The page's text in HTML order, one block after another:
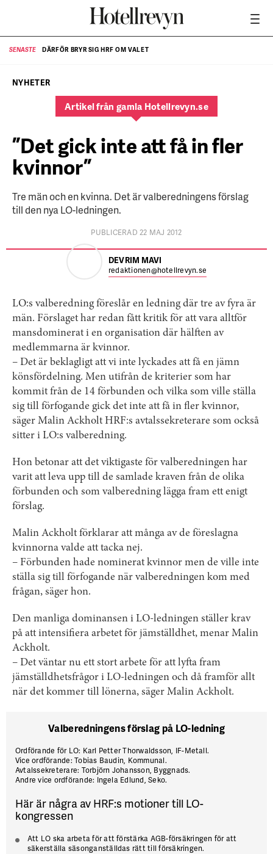
SENASTE DÄRFÖR BRYR SIG HRF OM VALET
NYHETER
Artikel från gamla Hotellrevyn.se
”Det gick inte att få in fler
kvinnor”
Tre män och en kvinna. Det är valberedningens förslag
till den nya LO-ledningen.
PUBLICERAD 22 MAJ 2012
DEVRIM MAVI
redaktionen@hotellrevyn.se
LO:s valberedning föreslår en ledning där tre av fyra är
män. Förslaget har redan fått kritik för att vara alltför
mansdominerat i en organisation där hälften av
medlemmarna är kvinnor.
– Det är beklagligt att vi inte lyckades att få en jämn
könsfördelning. Men utifrån de kriterier som har
kommit från de 14 förbunden och vilka som ville ställa
sig till förfogande gick det inte att få in fler kvinnor,
säger Malin Ackholt HRF:s avtalssekreterare som också
sitter i LO:s valberedning.
Hon betonar att det viktigaste för valberedningen har
varit att leva upp till de samlade kraven från de olika
förbunden och som valberedning lägga fram ett enigt
förslag.
Malin Ackholt förklarar att många av de föreslagna
kvinnorna valde att tacka nej.
– Förbunden hade nominerat kvinnor men de ville inte
ställa sig till förfogande när valberedningen kom med
frågan, säger hon.
Den manliga dominansen i LO-ledningen ställer krav
på att intensifiera arbetet för jämställdhet, menar Malin
Ackholt.
– Det väntar nu ett stort arbete för att lyfta fram
jämställdhetsfrågor i LO-ledningen och då framför allt
när det kommer till lönerna, säger Malin Ackholt.
Valberedningens förslag på LO-ledning
Ordförande för LO: Karl Petter Thorwaldsson, IF-Metall.
Vice ordförande: Tobias Baudin, Kommunal.
Avtalssekreterare: Torbjörn Johansson, Byggnads.
Andre vice ordförande: Ingela Edlund, Seko.
Här är några av HRF:s motioner till LO-
kongressen
Att LO ska arbeta för att förstärka AGB-försäkringen för att
säkerställa säsonganställdas rätt till försäkringen.